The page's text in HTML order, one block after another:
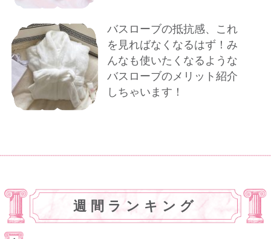
バスローブの抵抗感、これ
を見ればなくなるはず！み
んなも使いたくなるような
バスローブのメリット紹介
しちゃいます！
週間ランキング